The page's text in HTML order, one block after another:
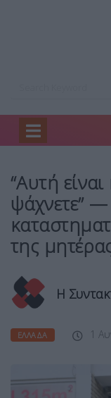
Home
“Αυτή
ψάχνετε”
της
Η
ΕΛΛΆΔΑ 1